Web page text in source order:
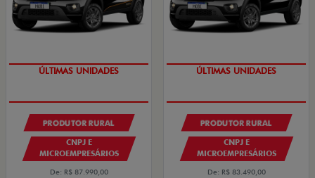
GRANDE CHANCE FIAT
PRODUTOR RURAL
CNPJ E
MICROEMPRESÁRIOS
De: R$ 87.990,00
GRANDE CHANCE FIAT
PRODUTOR RURAL
CNPJ E
MICROEMPRESÁRIOS
De: R$ 83.490,00